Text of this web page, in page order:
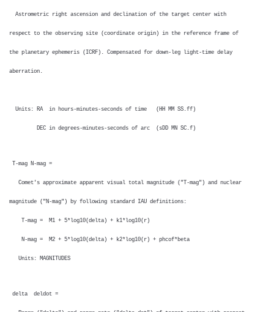
Astrometric right ascension and declination of the target center with
respect to the observing site (coordinate origin) in the reference frame of
the planetary ephemeris (ICRF). Compensated for down-leg light-time delay
aberration.
Units: RA in hours-minutes-seconds of time (HH MM SS.ff)
DEC in degrees-minutes-seconds of arc (sDD MN SC.f)
T-mag N-mag =
Comet's approximate apparent visual total magnitude ("T-mag") and nuclear
magnitude ("N-mag") by following standard IAU definitions:
T-mag = M1 + 5*log10(delta) + k1*log10(r)
N-mag = M2 + 5*log10(delta) + k2*log10(r) + phcof*beta
Units: MAGNITUDES
delta deldot =